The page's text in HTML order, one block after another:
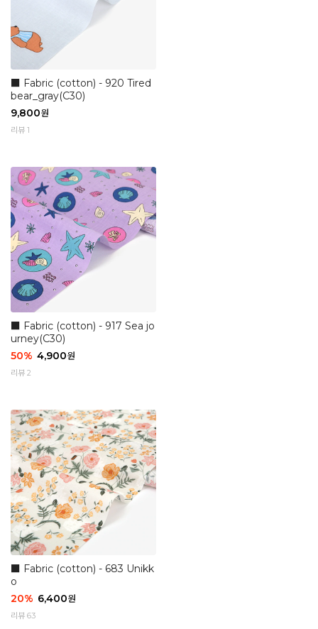
■ Fabric (cotton) - 920 Tired
bear_gray(C30)
9,800원
리뷰 1
■ Fabric (cotton) - 917 Sea jo
urney(C30)
50% 4,900원
리뷰 2
■ Fabric (cotton) - 683 Unikk
o
20% 6,400원
리뷰 63